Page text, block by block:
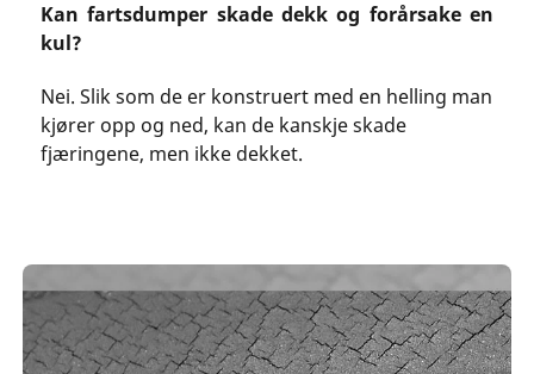
Kan fartsdumper skade dekk og forårsake en
kul?
Nei. Slik som de er konstruert med en helling man
kjører opp og ned, kan de kanskje skade
fjæringene, men ikke dekket.